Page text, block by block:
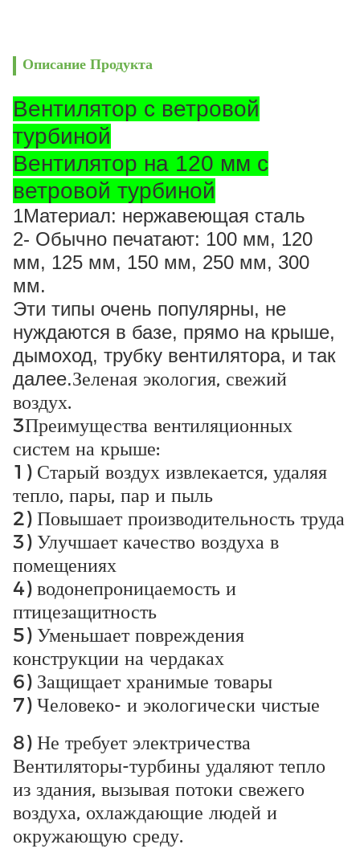
Описание Продукта
Вентилятор с ветровой
турбиной
Вентилятор на 120 мм с
ветровой турбиной
1Материал: нержавеющая сталь
2- Обычно печатают: 100 мм, 120
мм, 125 мм, 150 мм, 250 мм, 300
мм.
Эти типы очень популярны, не
нуждаются в базе, прямо на крыше,
дымоход, трубку вентилятора, и так
далее.Зеленая экология, свежий
воздух.
3Преимущества вентиляционных
систем на крыше:
1) Старый воздух извлекается, удаляя
тепло, пары, пар и пыль
2) Повышает производительность труда
3) Улучшает качество воздуха в
помещениях
4) водонепроницаемость и
птицезащитность
5) Уменьшает повреждения
конструкции на чердаках
6) Защищает хранимые товары
7) Человеко- и экологически чистые
8) Не требует электричества
Вентиляторы-турбины удаляют тепло
из здания, вызывая потоки свежего
воздуха, охлаждающие людей и
окружающую среду.